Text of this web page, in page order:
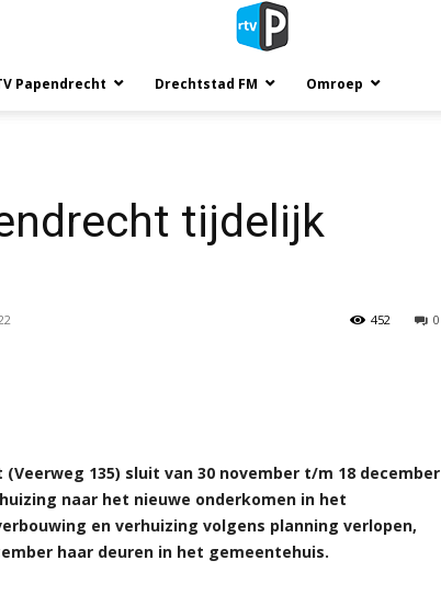
Papendrecht Drechtstad FM Omroep
tijdelijk
0
452
(Veerweg 135) sluit van 30 november t/m 18 december
naar het nieuwe onderkomen in het
en verhuizing volgens planning verlopen,
haar deuren in het gemeentehuis.